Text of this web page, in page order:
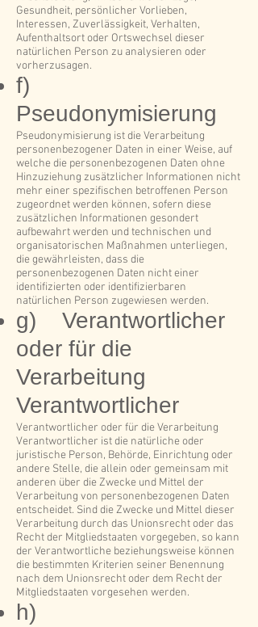
Gesundheit, persönlicher Vorlieben,
Interessen, Zuverlässigkeit, Verhalten,
Aufenthaltsort oder Ortswechsel dieser
natürlichen Person zu analysieren oder
vorherzusagen.
f)
Pseudonymisierung
Pseudonymisierung ist die Verarbeitung
personenbezogener Daten in einer Weise, auf
welche die personenbezogenen Daten ohne
Hinzuziehung zusätzlicher Informationen nicht
mehr einer spezifischen betroffenen Person
zugeordnet werden können, sofern diese
zusätzlichen Informationen gesondert
aufbewahrt werden und technischen und
organisatorischen Maßnahmen unterliegen,
die gewährleisten, dass die
personenbezogenen Daten nicht einer
identifizierten oder identifizierbaren
natürlichen Person zugewiesen werden.
g) Verantwortlicher
oder für die
Verarbeitung
Verantwortlicher
Verantwortlicher oder für die Verarbeitung
Verantwortlicher ist die natürliche oder
juristische Person, Behörde, Einrichtung oder
andere Stelle, die allein oder gemeinsam mit
anderen über die Zwecke und Mittel der
Verarbeitung von personenbezogenen Daten
entscheidet. Sind die Zwecke und Mittel dieser
Verarbeitung durch das Unionsrecht oder das
Recht der Mitgliedstaaten vorgegeben, so kann
der Verantwortliche beziehungsweise können
die bestimmten Kriterien seiner Benennung
nach dem Unionsrecht oder dem Recht der
Mitgliedstaaten vorgesehen werden.
h)